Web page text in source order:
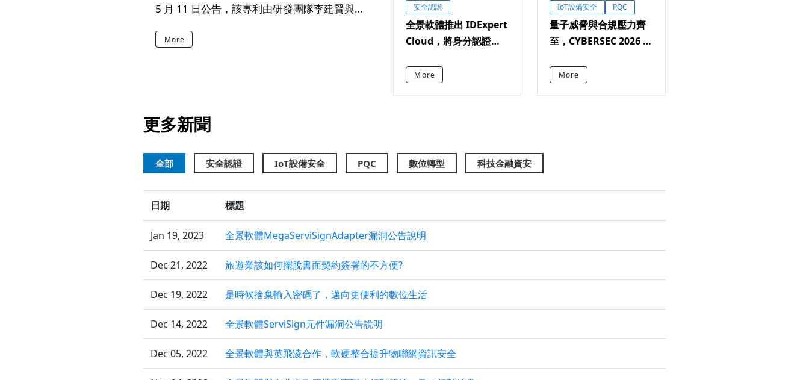
5 月 11 日公告，該專利由研發團隊李建賢與林
岱宏共同發明，展現全景軟體在後量子密碼
More
安全認證
全景軟體推出 IDExpert
Cloud，將身分認證經
務More
IoT設備安全 PQC
量子威脅與合規壓力齊
至，CYBERSEC 2026 以
雲端的供應鏈安全
More
更多新聞
全部 安全認證 IoT設備安全 PQC 數位轉型 科技金融資安
日期 標題
Jan 19, 2023 全景軟體MegaServiSignAdapter漏洞公告說明
Dec 21, 2022 旅遊業該如何擺脫書面契約簽署的不方便?
Dec 19, 2022 是時候捨棄輸入密碼了，邁向更便利的數位生活
Dec 14, 2022 全景軟體ServiSign元件漏洞公告說明
Dec 05, 2022 全景軟體與英飛凌合作，軟硬整合提升物聯網資訊安全